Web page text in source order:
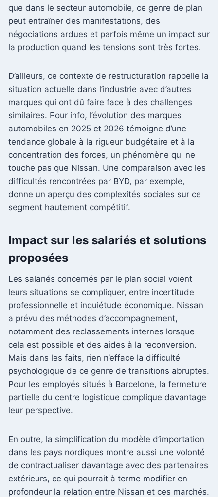
que dans le secteur automobile, ce genre de plan
peut entraîner des manifestations, des
négociations ardues et parfois même un impact sur
la production quand les tensions sont très fortes.
D’ailleurs, ce contexte de restructuration rappelle la
situation actuelle dans l’industrie avec d’autres
marques qui ont dû faire face à des challenges
similaires. Pour info, l’évolution des marques
automobiles en 2025 et 2026 témoigne d’une
tendance globale à la rigueur budgétaire et à la
concentration des forces, un phénomène qui ne
touche pas que Nissan. Une comparaison avec les
difficultés rencontrées par BYD, par exemple,
donne un aperçu des complexités sociales sur ce
segment hautement compétitif.
Impact sur les salariés et solutions
proposées
Les salariés concernés par le plan social voient
leurs situations se compliquer, entre incertitude
professionnelle et inquiétude économique. Nissan
a prévu des méthodes d’accompagnement,
notamment des reclassements internes lorsque
cela est possible et des aides à la reconversion.
Mais dans les faits, rien n’efface la difficulté
psychologique de ce genre de transitions abruptes.
Pour les employés situés à Barcelone, la fermeture
partielle du centre logistique complique davantage
leur perspective.
En outre, la simplification du modèle d’importation
dans les pays nordiques montre aussi une volonté
de contractualiser davantage avec des partenaires
extérieurs, ce qui pourrait à terme modifier en
profondeur la relation entre Nissan et ces marchés.